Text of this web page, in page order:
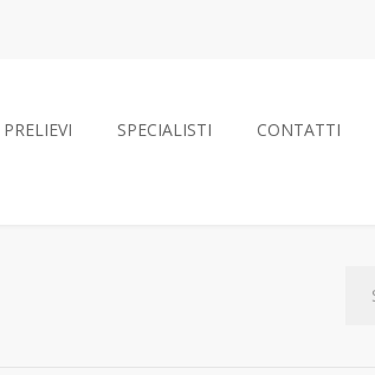
SPECIALISTI CONTATTI